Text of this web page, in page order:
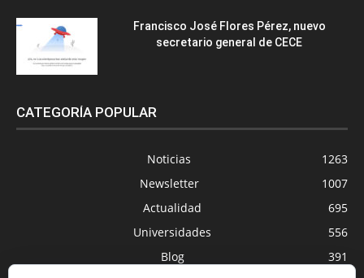
Francisco José Flores Pérez, nuevo
secretario general de CECE
CATEGORÍA POPULAR
Noticias
1263
Newsletter
1007
Actualidad
695
Universidades
556
Blog
391